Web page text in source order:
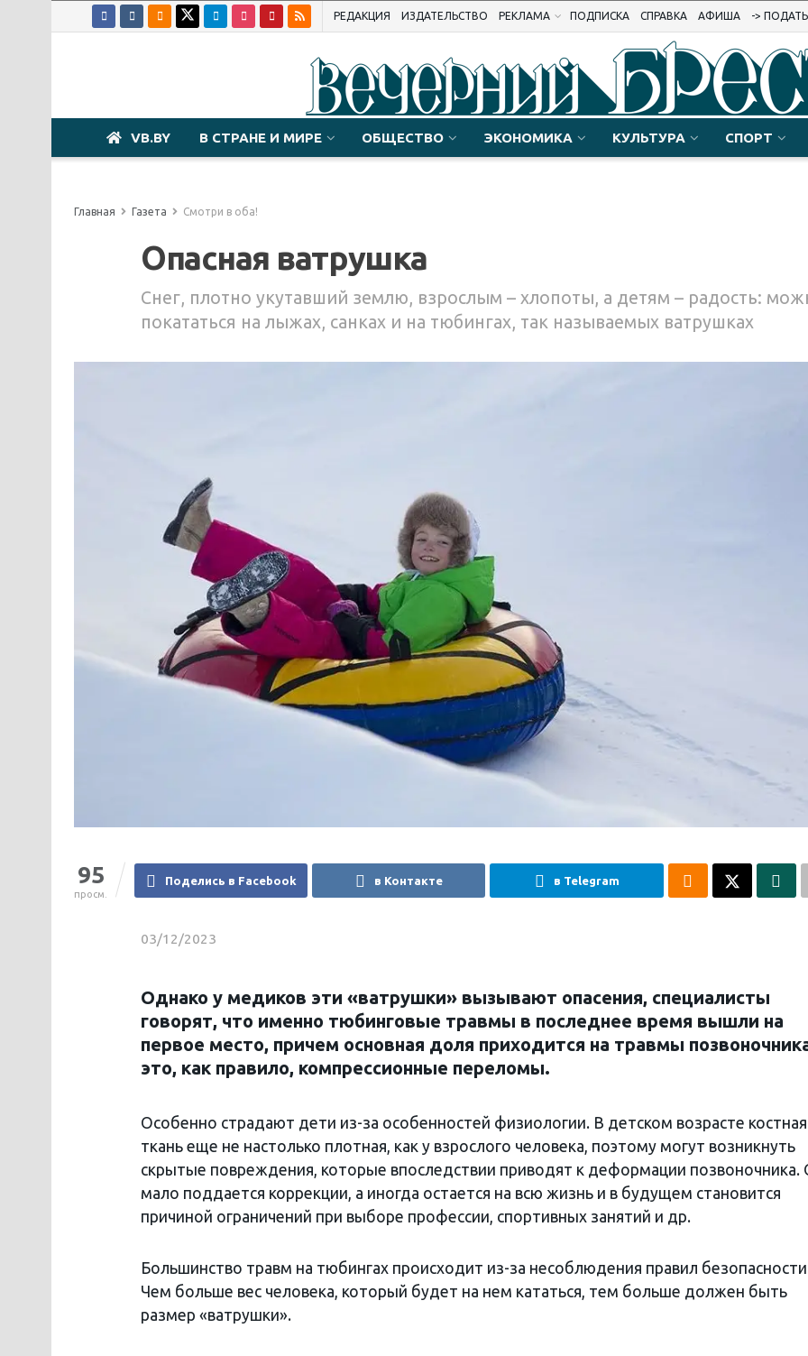
РЕДАКЦИЯ ИЗДАТЕЛЬСТВО РЕКЛАМА ПОДПИСКА СПРАВКА АФИША ->
VB.BY В СТРАНЕ И МИРЕ ОБЩЕСТВО ЭКОНОМИКА КУЛЬТУРА СПОРТ
Главная Газета Смотри в оба!
Опасная ватрушка
Снег, плотно укутавший землю, взрослым – хлопоты, а детям – радость:
покататься на лыжах, санках и на тюбингах, так называемых ватрушках
95
просм.
Поделись в Facebook в Контакте в Telegram
03/12/2023
Однако у медиков эти «ватрушки» вызывают опасения, специалисты
говорят, что именно тюбинговые травмы в последнее время вышли на
первое место, причем основная доля приходится на травмы
это, как правило, компрессионные переломы.
Особенно страдают дети из-за особенностей физиологии. В детском возрасте костная
ткань еще не настолько плотная, как у взрослого человека, поэтому могут возникнуть
скрытые повреждения, которые впоследствии приводят к деформации позвоночника.
мало поддается коррекции, а иногда остается на всю жизнь и в будущем становится
причиной ограничений при выборе профессии, спортивных занятий и др.
Большинство травм на тюбингах происходит из-за несоблюдения правил
Чем больше вес человека, который будет на нем кататься, тем больше должен быть
размер «ватрушки».